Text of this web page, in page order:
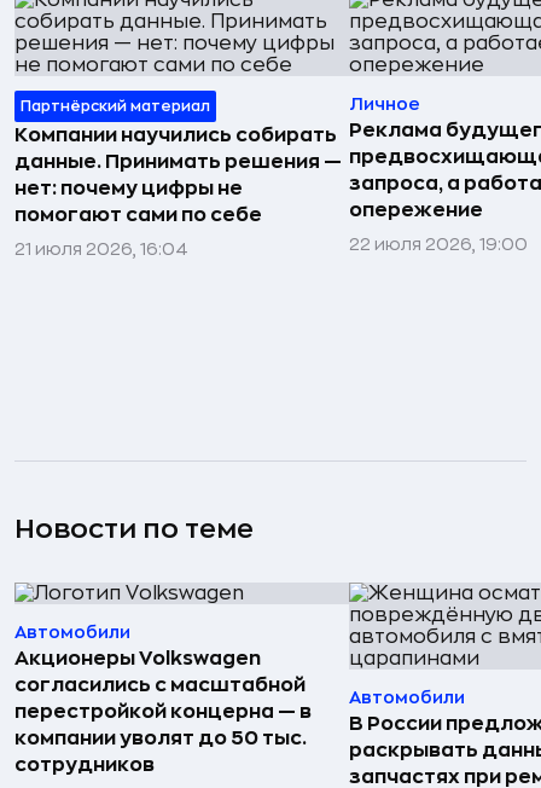
Партнёрский материал
Компании научились собирать
данные. Принимать решения —
нет: почему цифры не
помогают сами по себе
21 июля 2026, 16:04
Личное
Реклама
запроса, а
опережение
22 июля 2026, 19:00
Новости по теме
Автомобили
Акционеры Volkswagen
согласились с масштабной
перестройкой концерна — в
компании уволят до 50 тыс.
сотрудников
Автомобили
В России
раскрывать
запчастях при